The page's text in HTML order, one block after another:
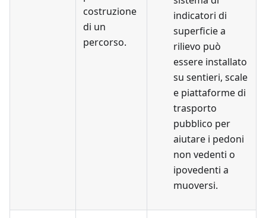
costruzione
di un
percorso.
indicatori di
superficie a
rilievo può
essere installato
su sentieri, scale
e piattaforme di
trasporto
pubblico per
aiutare i pedoni
non vedenti o
ipovedenti a
muoversi.